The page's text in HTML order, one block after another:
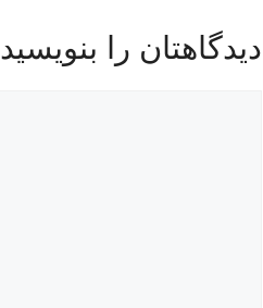
دیدگاهتان را بنویسید